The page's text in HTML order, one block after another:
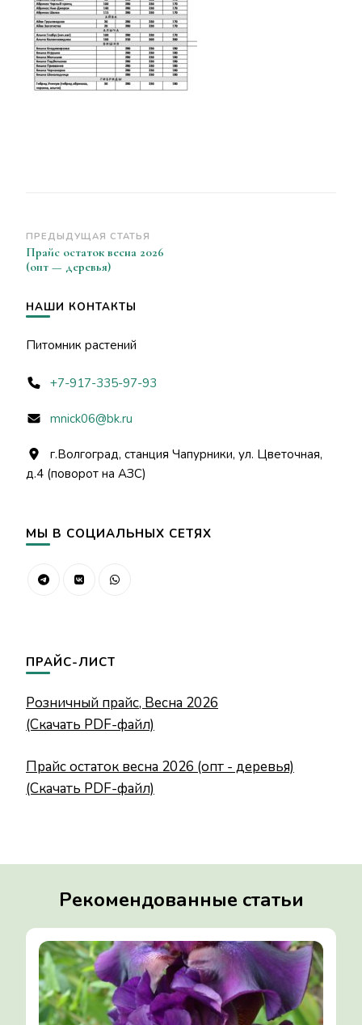
Навигация
по
ПРЕДЫДУЩАЯ СТАТЬЯ
Прайс остаток весна 2026
(опт — деревья)
НАШИ КОНТАКТЫ
Питомник растений
+7-917-335-97-93
mnick06@bk.ru
г.Волгоград, станция Чапурники, ул. Цветочная,
д.4 (поворот на АЗС)
МЫ В СОЦИАЛЬНЫХ СЕТЯХ
ПРАЙС-ЛИСТ
Розничный прайс, Весна 2026
(Скачать PDF-файл)
Прайс остаток весна 2026 (опт - деревья)
(Скачать PDF-файл)
Рекомендованные статьи